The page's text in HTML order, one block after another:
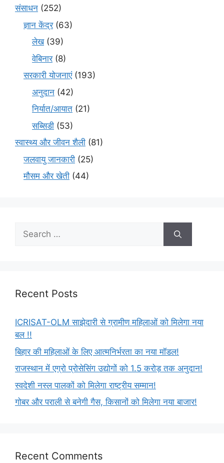
संसाधन (252)
ज्ञान केंद्र(63)
लेख(39)
वेबिनार(8)
सरकारी योजनाएं(193)
अनुदान (42)
निर्यात/आयात (21)
सब्सिडी (53)
स्वास्थ्य और जीवन शैली (81)
जलवायु जानकारी (25)
मौसम और खेती (44)
Recent Posts
ICRISAT-OLM साझेदारी से ग्रामीण महिलाओं को मिलेगा नया
बल !!
बिहार की महिलाओं के लिए आत्मनिर्भरता का नया मॉडल!
राजस्थान में एग्रो प्रोसेसिंग उद्योगों को 1.5 करोड़ तक अनुदान!
स्वदेशी नस्ल पालकों को मिलेगा राष्ट्रीय सम्मान!
गोबर और पराली से बनेगी गैस, किसानों को मिलेगा नया बाजार!
Recent Comments